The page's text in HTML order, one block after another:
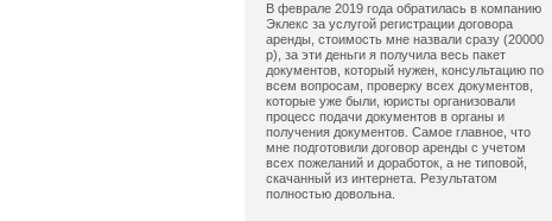
В феврале 2019 года обратилась в компанию
Эклекс за услугой регистрации договора
аренды, стоимость мне назвали сразу (20000
р), за эти деньги я получила весь пакет
документов, который нужен, консультацию по
всем вопросам, проверку всех документов,
которые уже были, юристы организовали
процесс подачи документов в органы и
получения документов. Самое главное, что
мне подготовили договор аренды с учетом
всех пожеланий и доработок, а не типовой,
скачанный из интернета. Результатом
полностью довольна.